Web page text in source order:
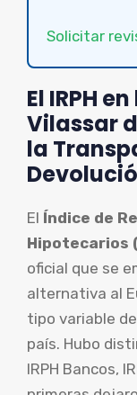
Solicitar
El IRPH
Vilassar
la
El Índice de
Hipotecarios
oficial que se
alternativa al
tipo variable
país. Hubo
IRPH Bancos,